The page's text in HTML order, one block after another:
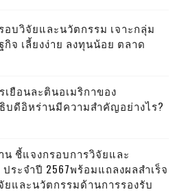
อบวิจัยและนวัตกรรม เจาะกลุ่ม
กิจ เลี้ยงง่าย ลงทุนน้อย ตลาด
เยือนละตินอเมริกาของ
บดีอิหร่านมีความสำคัญอย่างไร?
น ชี้แจงกรอบการวิจัยและ
ระจำปี 2567พร้อมแถลงผลสำเร็จ
ยและนวัตกรรมด้านการรองรับ